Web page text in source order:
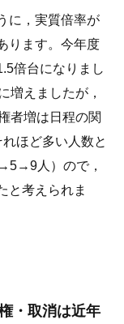
に，実質倍率が
ります。今年度
倍台になりまし
増えましたが，
者増は日程の関
ほど多い人数と
人）ので，
と考えられま
・取消は近年